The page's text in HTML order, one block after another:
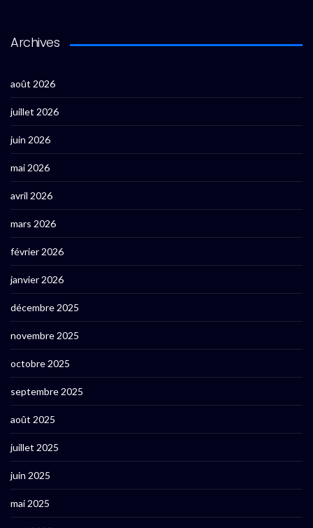
Archives
août 2026
juillet 2026
juin 2026
mai 2026
avril 2026
mars 2026
février 2026
janvier 2026
décembre 2025
novembre 2025
octobre 2025
septembre 2025
août 2025
juillet 2025
juin 2025
mai 2025